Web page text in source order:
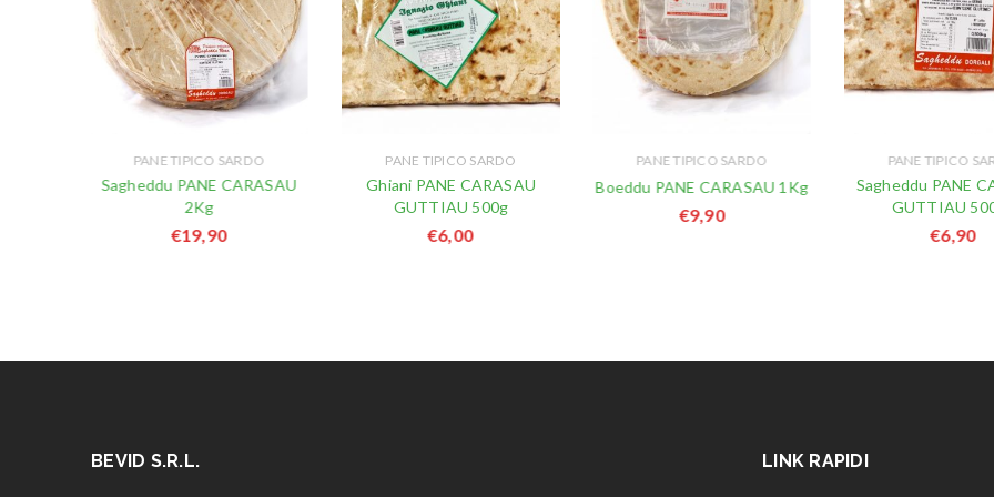
PANE TIPICO SARDO
Sagheddu PANE CARASAU
2Kg
€19,90
PANE TIPICO SARDO
Ghiani PANE CARASAU
GUTTIAU 500g
€6,00
PANE TIPICO SARDO
Boeddu PANE CARASAU 1Kg
€9,90
PANE TIPICO
Sagheddu PANE
GUTTIAU
€6,90
BEVID S.R.L. LINK RAPIDI